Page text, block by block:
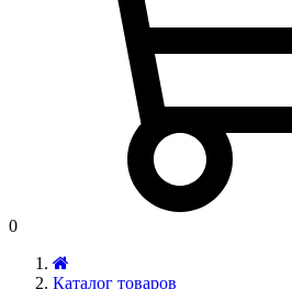
0
Каталог товаров